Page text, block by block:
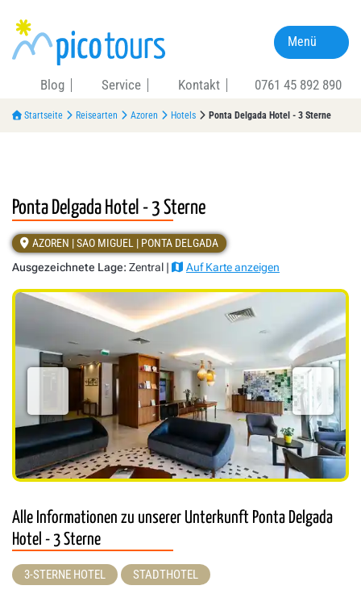
Blog Service Kontakt 0761 45 892 890
Menü
Startseite Reisearten Azoren Hotels Ponta Delgada Hotel - 3 Sterne
Ponta Delgada Hotel - 3 Sterne
AZOREN | SAO MIGUEL | PONTA DELGADA
Ausgezeichnete Lage: Zentral | Auf Karte anzeigen
Alle Informationen zu unserer Unterkunft Ponta Delgada
Hotel - 3 Sterne
3-STERNE HOTEL STADTHOTEL